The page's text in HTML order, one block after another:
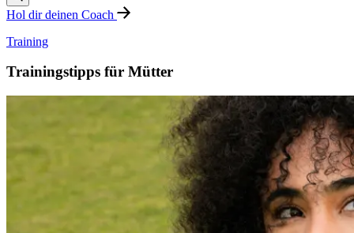
Hol dir deinen Coach
Training
Trainingstipps für Mütter